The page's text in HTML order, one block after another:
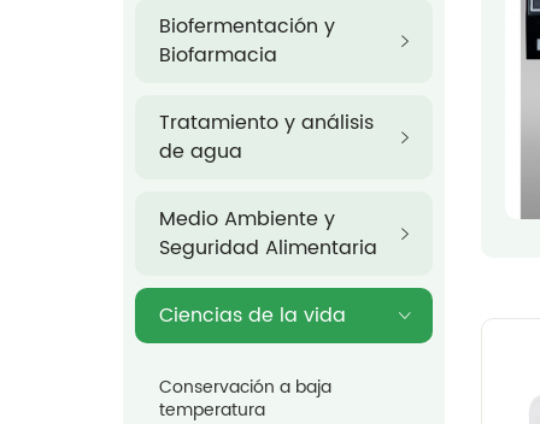
Biofermentación y
Biofarmacia
Tratamiento y análisis
de agua
Medio Ambiente y
Seguridad Alimentaria
Ciencias de la vida
Conservación a baja
temperatura